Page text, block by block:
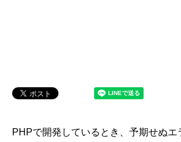
PHPで開発しているとき、予期せぬエ